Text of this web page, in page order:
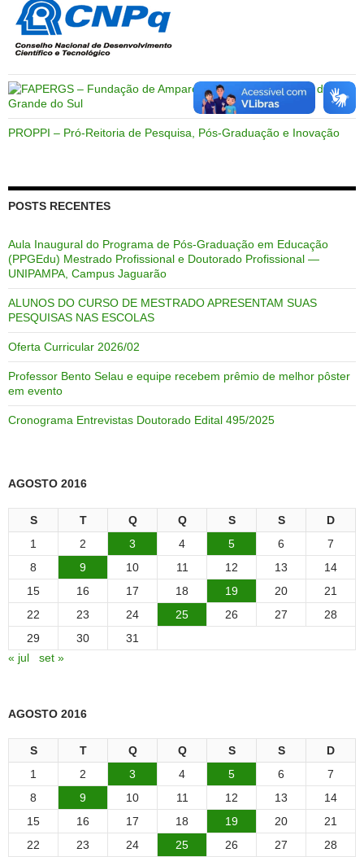
PROPPI – Pró-Reitoria de Pesquisa, Pós-Graduação e Inovação
POSTS RECENTES
Aula Inaugural do Programa de Pós-Graduação em Educação
(PPGEdu) Mestrado Profissional e Doutorado Profissional —
UNIPAMPA, Campus Jaguarão
ALUNOS DO CURSO DE MESTRADO APRESENTAM SUAS
PESQUISAS NAS ESCOLAS
Oferta Curricular 2026/02
Professor Bento Selau e equipe recebem prêmio de melhor pôster
em evento
Cronograma Entrevistas Doutorado Edital 495/2025
AGOSTO 2016
S T Q Q S S
D
1
2 3 4 5 6
7
8
9 10 11 12 13
14
15
16 17 18 19 20
21
22
23 24 25 26 27
28
29
30
31
« jul
set »
AGOSTO 2016
S T Q Q S S
D
1
2 3 4 5 6
7
8
9 10 11 12 13
14
15
16 17 18 19 20
21
22
23 24 25 26 27 28